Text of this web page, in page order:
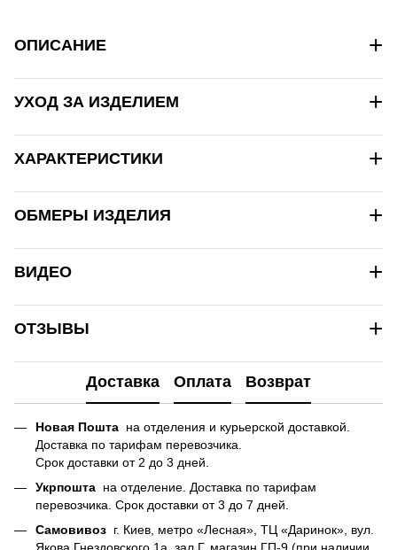
ОПИСАНИЕ +
УХОД ЗА ИЗДЕЛИЕМ +
ХАРАКТЕРИСТИКИ +
ОБМЕРЫ ИЗДЕЛИЯ +
ВИДЕО +
ОТЗЫВЫ +
Доставка Оплата Возврат
Новая Пошта на отделения и курьерской доставкой.
Доставка по тарифам перевозчика.
Срок доставки от 2 до 3 дней.
Укрпошта на отделение. Доставка по тарифам
перевозчика. Срок доставки от 3 до 7 дней.
Самовивоз г. Киев, метро «Лесная», ТЦ «Даринок», вул.